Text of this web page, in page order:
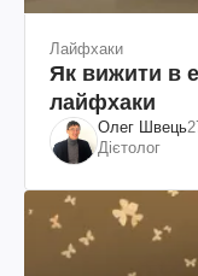
Лайфхаки
Як вижити в
лайфхаки
Олег Швець
Дієтолог